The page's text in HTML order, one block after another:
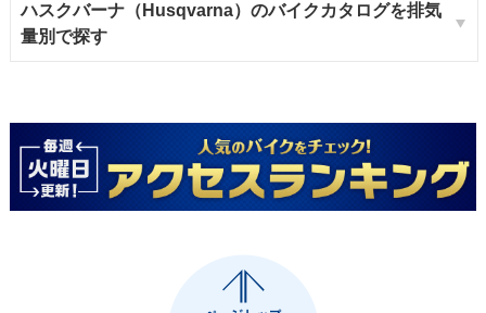
ハスクバーナ（Husqvarna）のバイクカタログを排気
量別で探す